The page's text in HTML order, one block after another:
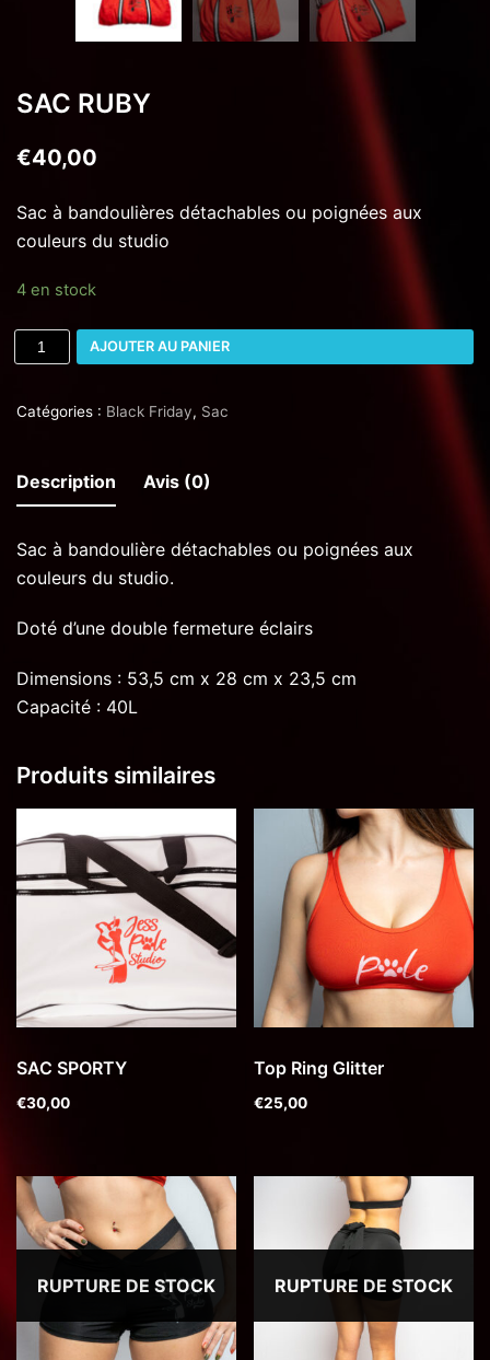
SAC RUBY
€40,00
Sac à bandoulières détachables ou poignées aux
couleurs du studio
4 en stock
AJOUTER AU PANIER
Catégories : Black Friday, Sac
Description Avis (0)
Sac à bandoulière détachables ou poignées aux
couleurs du studio.
Doté d’une double fermeture éclairs
Dimensions : 53,5 cm x 28 cm x 23,5 cm
Capacité : 40L
Produits similaires
SAC SPORTY
€30,00
Top Ring Glitter
€25,00
RUPTURE DE STOCK RUPTURE DE STOCK